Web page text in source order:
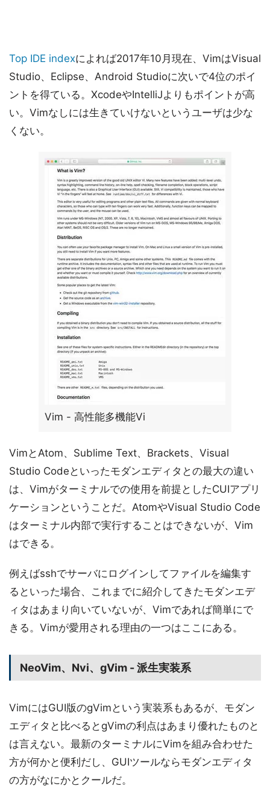
Top IDE indexによれば2017年10月現在、VimはVisual
Studio、Eclipse、Android Studioに次いで4位のポイ
ントを得ている。XcodeやIntelliJよりもポイントが高
い。Vimなしには生きていけないというユーザは少な
くない。
Vim - 高性能多機能Vi
VimとAtom、Sublime Text、Brackets、Visual
Studio Codeといったモダンエディタとの最大の違い
は、Vimがターミナルでの使用を前提としたCUIアプリ
ケーションということだ。AtomやVisual Studio Code
はターミナル内部で実行することはできないが、Vim
はできる。
例えばsshでサーバにログインしてファイルを編集す
るといった場合、これまでに紹介してきたモダンエデ
ィタはあまり向いていないが、Vimであれば簡単にで
きる。Vimが愛用される理由の一つはここにある。
NeoVim、Nvi、gVim - 派生実装系
VimにはGUI版のgVimという実装系もあるが、モダン
エディタと比べるとgVimの利点はあまり優れたものと
は言えない。最新のターミナルにVimを組み合わせた
方が何かと便利だし、GUIツールならモダンエディタ
の方がなにかとクールだ。